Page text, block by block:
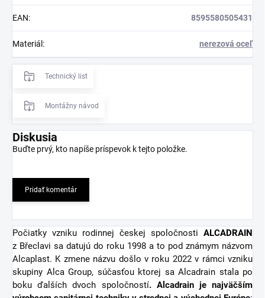
EAN: 8595580505431
Materiál : nerezová oceľ
Technický list
Montážny návod
Diskusia
Buďte prvý, kto napíše príspevok k tejto položke.
Pridať komentár
Počiatky vzniku rodinnej českej spoločnosti ALCADRAIN
z Břeclavi sa datujú do roku 1998 a to pod známym názvom
Alcaplast. K zmene názvu došlo v roku 2022 v rámci vzniku
skupiny Alca Group, súčasťou ktorej sa Alcadrain stala po
boku ďalších dvoch spoločností. Alcadrain je najväčším